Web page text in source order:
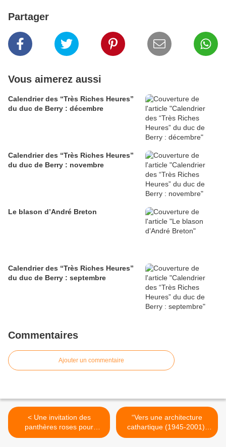
Partager
Vous aimerez aussi
Calendrier des “Très Riches Heures”
du duc de Berry : décembre
Calendrier des “Très Riches Heures”
du duc de Berry : novembre
Le blason d’André Breton
Calendrier des “Très Riches Heures”
du duc de Berry : septembre
Commentaires
Ajouter un commentaire
< Une invitation des
panthères roses pour
dimanche après-midi
“Vers une architecture
cathartique (1945-2001)”
d’Emmanuel Rubio >